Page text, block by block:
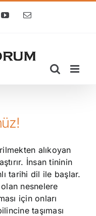
YouTube
E-
alıkoyan
İnsan tininin
tarihi dil ile başlar.
nesnelere
için onları
taşıması